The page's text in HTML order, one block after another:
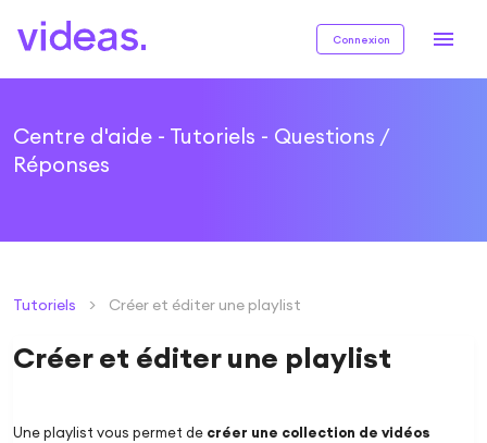
Connexion
Centre d'aide - Tutoriels - Questions /
Réponses
Tutoriels > Créer et éditer une playlist
Créer et éditer une playlist
Une playlist vous permet de créer une collection de vidéos